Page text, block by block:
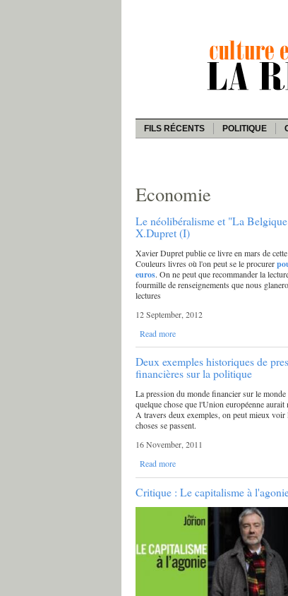
FILS RÉCENTS POLITIQUE
Economie
Le néolibéralisme et "La
X.Dupret (I)
Xavier Dupret publie ce livre en mars de
Couleurs livres où l'on peut se le procurer
euros. On ne peut que recommander la
fourmille de renseignements que nous
lectures
12 September, 2012
Read more
Deux exemples historiques de
financières sur la politique
La pression du monde financier sur le
quelque chose que l'Union européenne
A travers deux exemples, on peut mieux voir
choses se passent.
16 November, 2011
Read more
Critique : Le capitalisme à